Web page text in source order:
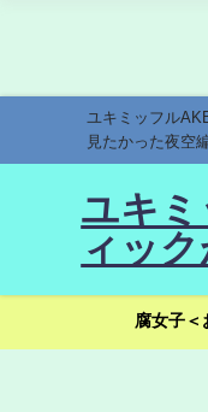
ユキミッフル
見たかった夜空
ユキ
ィッ
腐女子＜